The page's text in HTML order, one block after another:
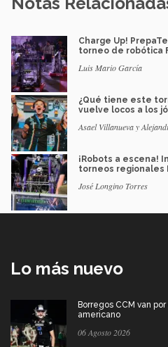
Charge Up!
torneo de robótica
Luis Mario García
¿Qué tiene este
vuelve locos a los
Asael Villanueva y
¡Robots a escena!
torneos regionales
José Longino Torres
Lo más nuevo
Borregos CCM van
americano
06 Agosto 2026